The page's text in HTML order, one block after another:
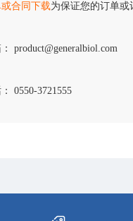
合同下载为保证您的订单或
product@generalbiol.com
0550-3721555